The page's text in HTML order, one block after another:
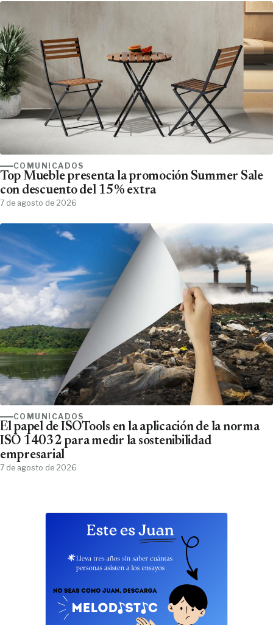
COMUNICADOS
Top Mueble presenta la promoción Summer Sale
con descuento del 15% extra
7 de agosto de 2026
COMUNICADOS
El papel de ISOTools en la aplicación de la norma
ISO 14032 para medir la sostenibilidad
empresarial
7 de agosto de 2026